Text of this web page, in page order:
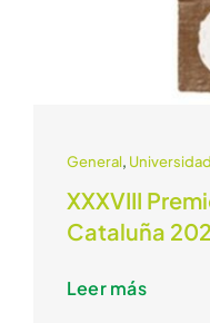
General,
XXXVIII
Cataluña
Leer más